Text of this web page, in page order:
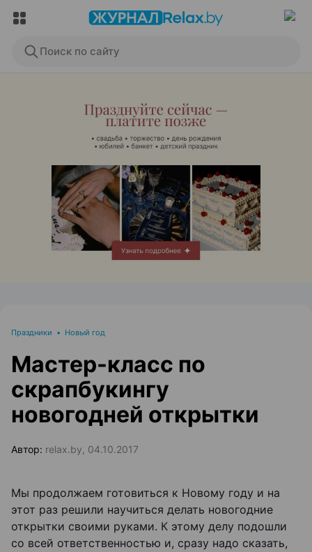
Поиск по сайту
ЭФФЕКТИВНАЯ РЕКЛАМА НА САЙТЕ
Праздники • Новый год
Мастер-класс по
скрапбукингу
новогодней открытки
Автор: relax.by, 04.10.2017
Мы продолжаем готовиться к Новому году и на
этот раз решили научиться делать новогодние
открытки своими руками. К этому делу подошли
со всей ответственностью и, сразу надо сказать,